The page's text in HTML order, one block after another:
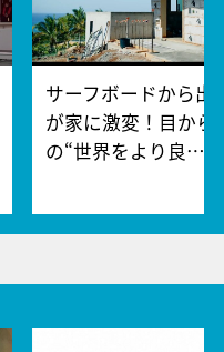
サーフボードから出
が家に激変！目から
の“世界をより良…